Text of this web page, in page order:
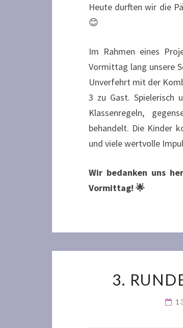
Heute durften wir die
😊
Im Rahmen eines
Vormittag lang unsere
Unverfehrt mit der
3 zu Gast. Spielerisch
Klassenregeln,
behandelt. Die Kinder
und viele wertvolle
Wir bedanken uns
Vormittag! 🌟
3.